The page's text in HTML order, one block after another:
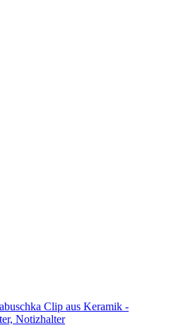
Clip aus Keramik -
Notizhalter